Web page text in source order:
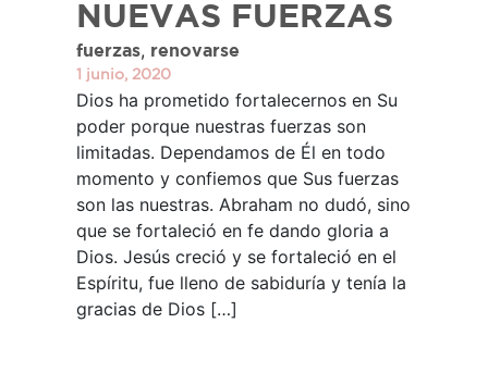
NUEVAS FUERZAS
fuerzas, renovarse
1 junio, 2020
Dios ha prometido fortalecernos en Su
poder porque nuestras fuerzas son
limitadas. Dependamos de Él en todo
momento y confiemos que Sus fuerzas
son las nuestras. Abraham no dudó, sino
que se fortaleció en fe dando gloria a
Dios. Jesús creció y se fortaleció en el
Espíritu, fue lleno de sabiduría y tenía la
gracias de Dios […]